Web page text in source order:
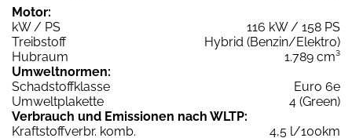
Motor:
kW / PS
116 kW / 158 PS
Treibstoff
Hybrid (Benzin/Elektro)
Hubraum
1.789 cm³
Umweltnormen:
Schadstoffklasse
Euro 6e
Umweltplakette
4 (Green)
Verbrauch und Emissionen nach WLTP:
Kraftstoffverbr. komb.
4,5 l/100km